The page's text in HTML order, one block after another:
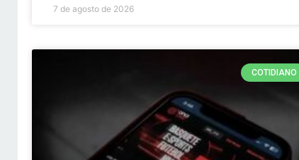
7 de agosto de 2026
COTIDIANO